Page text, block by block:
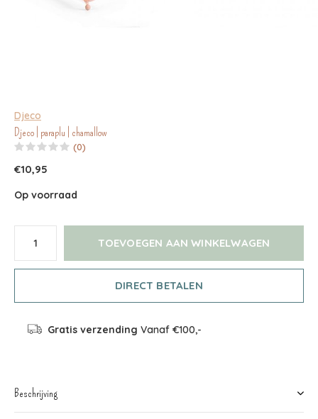
Djeco
Djeco | paraplu | chamallow
(0)
€10,95
Op voorraad
TOEVOEGEN AAN WINKELWAGEN
DIRECT BETALEN
Gratis verzending Vanaf €100,-
Beschrijving